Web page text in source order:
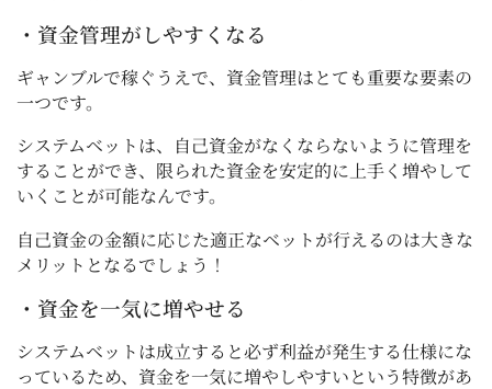
・資金管理がしやすくなる
ギャンブルで稼ぐうえで、資金管理はとても重要な要素の
一つです。
システムベットは、自己資金がなくならないように管理を
することができ、限られた資金を安定的に上手く増やして
いくことが可能なんです。
自己資金の金額に応じた適正なベットが行えるのは大きな
メリットとなるでしょう！
・資金を一気に増やせる
システムベットは成立すると必ず利益が発生する仕様にな
っているため、資金を一気に増やしやすいという特徴があ